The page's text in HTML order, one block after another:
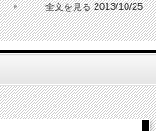
2013/10/25